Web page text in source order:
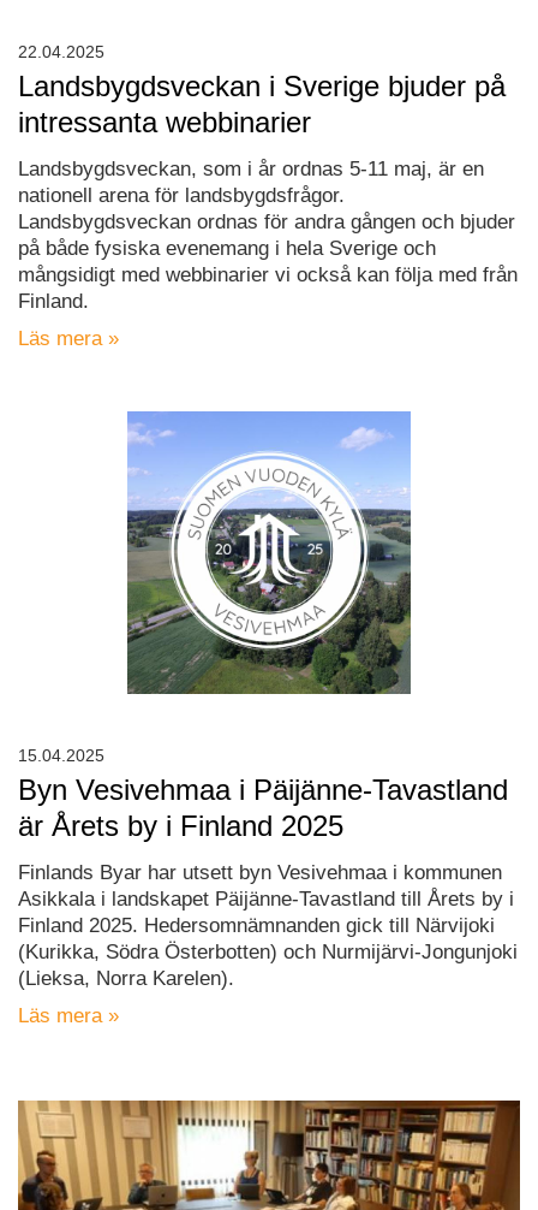
Landsbygdsveckan i Sverige bjuder på
intressanta webbinarier
Landsbygdsveckan, som i år ordnas 5-11 maj, är en
nationell arena för landsbygdsfrågor.
Landsbygdsveckan ordnas för andra gången och bjuder
på både fysiska evenemang i hela Sverige och
mångsidigt med webbinarier vi också kan följa med från
Finland.
Läs mera »
22.04.2025
Byn Vesivehmaa i Päijänne-Tavastland
är Årets by i Finland 2025
Finlands Byar har utsett byn Vesivehmaa i kommunen
Asikkala i landskapet Päijänne-Tavastland till Årets by i
Finland 2025. Hedersomnämnanden gick till Närvijoki
(Kurikka, Södra Österbotten) och Nurmijärvi-Jongunjoki
(Lieksa, Norra Karelen).
Läs mera »
15.04.2025